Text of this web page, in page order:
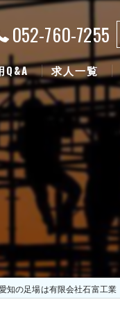
052-760-7255
Q&A 求人一覧
知の足場は有限会社石富工業